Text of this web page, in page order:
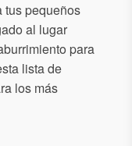
tus pequeños
al lugar
para
lista de
los más